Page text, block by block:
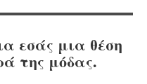
εσάς μια θέση
της μόδας.